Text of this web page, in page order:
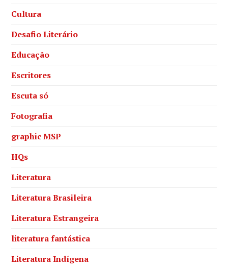
Cultura
Desafio Literário
Educação
Escritores
Escuta só
Fotografia
graphic MSP
HQs
Literatura
Literatura Brasileira
Literatura Estrangeira
literatura fantástica
Literatura Indígena